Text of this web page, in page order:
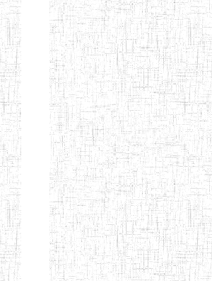
Début Préc. 1 2
Suivant
Fin
Etablissements
d'enseignement
secondaire
technique
et
professionnel